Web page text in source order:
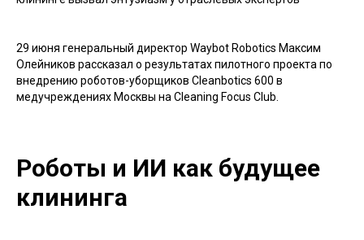
29 июня генеральный директор Waybot Robotics Максим
Олейников рассказал о результатах пилотного проекта по
внедрению роботов-уборщиков Cleanbotics 600 в
медучреждениях Москвы на Cleaning Focus Club.
Роботы и ИИ как будущее
клининга